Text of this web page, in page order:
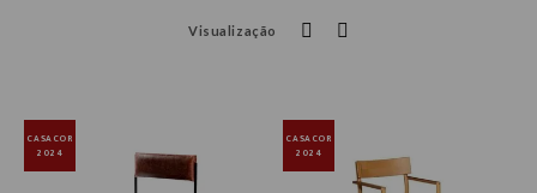
Visualização
CASACOR
2024
CASACOR
2024